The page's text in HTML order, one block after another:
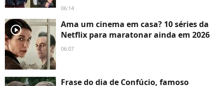
06:14
player2
Ama um cinema em casa? 10 séries da
Netflix para maratonar ainda em 2026
06:07
Frase do dia de Confúcio, famoso